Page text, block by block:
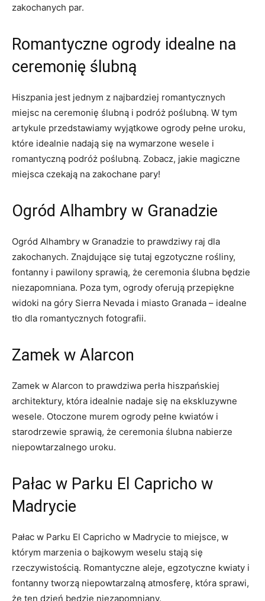
zakochanych par.
Romantyczne ogrody idealne na‌
ceremonię ślubną
Hiszpania jest jednym z najbardziej romantycznych
⁣miejsc na ceremonię ślubną i podróż poślubną. W tym
artykule ‍przedstawiamy wyjątkowe ogrody pełne uroku,
które idealnie nadają ⁣się na⁤ wymarzone wesele i
romantyczną ⁤podróż ⁢poślubną. Zobacz, jakie magiczne
⁤miejsca czekają ⁣na zakochane⁤ pary!
Ogród Alhambry w Granadzie
Ogród Alhambry‌ w​ Granadzie to ⁢prawdziwy raj ⁤dla
zakochanych. Znajdujące się tutaj egzotyczne rośliny,
fontanny i pawilony ​sprawią, że ceremonia ślubna ‍będzie
niezapomniana. Poza tym, ogrody⁤ oferują⁢ przepiękne
widoki na​ góry ⁣Sierra Nevada i miasto Granada – ‌idealne
tło dla romantycznych ‌fotografii.
Zamek w Alarcon
Zamek w Alarcon to ‌prawdziwa perła⁣ hiszpańskiej
architektury, która idealnie ⁣nadaje się na ekskluzywne
wesele.‍ Otoczone murem ​ogrody ​pełne⁤ kwiatów i ​
starodrzewie sprawią, że ceremonia ślubna nabierze
niepowtarzalnego‍ uroku.
Pałac w Parku El Capricho w‌
Madrycie
Pałac w ⁣Parku ‌El Capricho w ⁣Madrycie to miejsce, w⁢
którym marzenia o⁣ bajkowym weselu stają⁢ się
rzeczywistością. Romantyczne aleje, egzotyczne‍ kwiaty i
fontanny tworzą‌ niepowtarzalną atmosferę, która sprawi,
‌że‌ ten dzień będzie niezapomniany.